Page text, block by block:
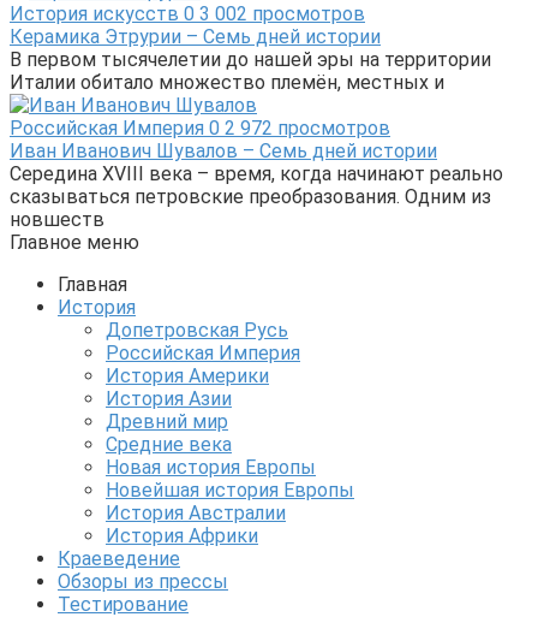
История искусств 0 3 002 просмотров
Керамика Этрурии – Семь дней истории
В первом тысячелетии до нашей эры на территории
Италии обитало множество племён, местных и
Российская Империя 0 2 972 просмотров
Иван Иванович Шувалов – Семь дней истории
Середина XVIII века – время, когда начинают реально
сказываться петровские преобразования. Одним из
новшеств
Главное меню
Главная
История
Допетровская Русь
Российская Империя
История Америки
История Азии
Древний мир
Средние века
Новая история Европы
Новейшая история Европы
История Австралии
История Африки
Краеведение
Обзоры из прессы
Тестирование